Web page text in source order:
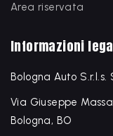
Area riservata
Informazioni
Bologna Auto S.r.l.s.
Via Giuseppe
Bologna, BO